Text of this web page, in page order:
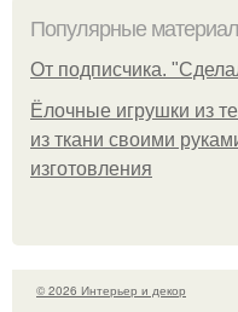
Популярные
От подписчика.
Ёлочные игрушки из
из ткани своими
изготовления
© 2026 Интерьер и декор